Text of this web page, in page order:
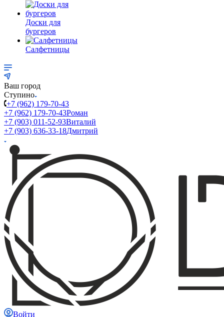
Доски для
бургеров
Салфетницы
Ваш город
Ступино
+7 (962) 179-70-43
+7 (962) 179-70-43Роман
+7 (903) 011-52-93Виталий
+7 (903) 636-33-18Дмитрий
Войти